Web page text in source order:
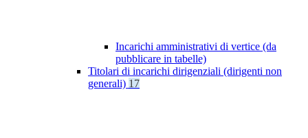
Incarichi amministrativi di vertice (da
pubblicare in tabelle)
Titolari di incarichi dirigenziali (dirigenti non
generali) 17